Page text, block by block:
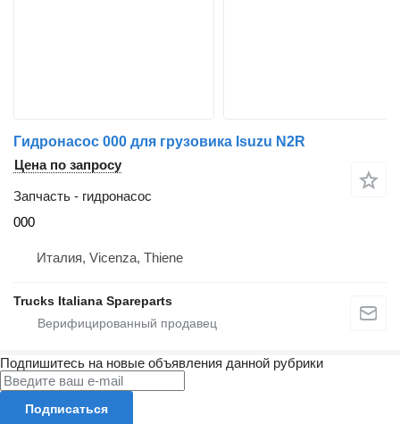
Гидронасос 000 для грузовика Isuzu N2R
Цена по запросу
Запчасть - гидронасос
000
Италия, Vicenza, Thiene
Trucks Italiana Spareparts
Подпишитесь на новые объявления данной рубрики
Подписаться